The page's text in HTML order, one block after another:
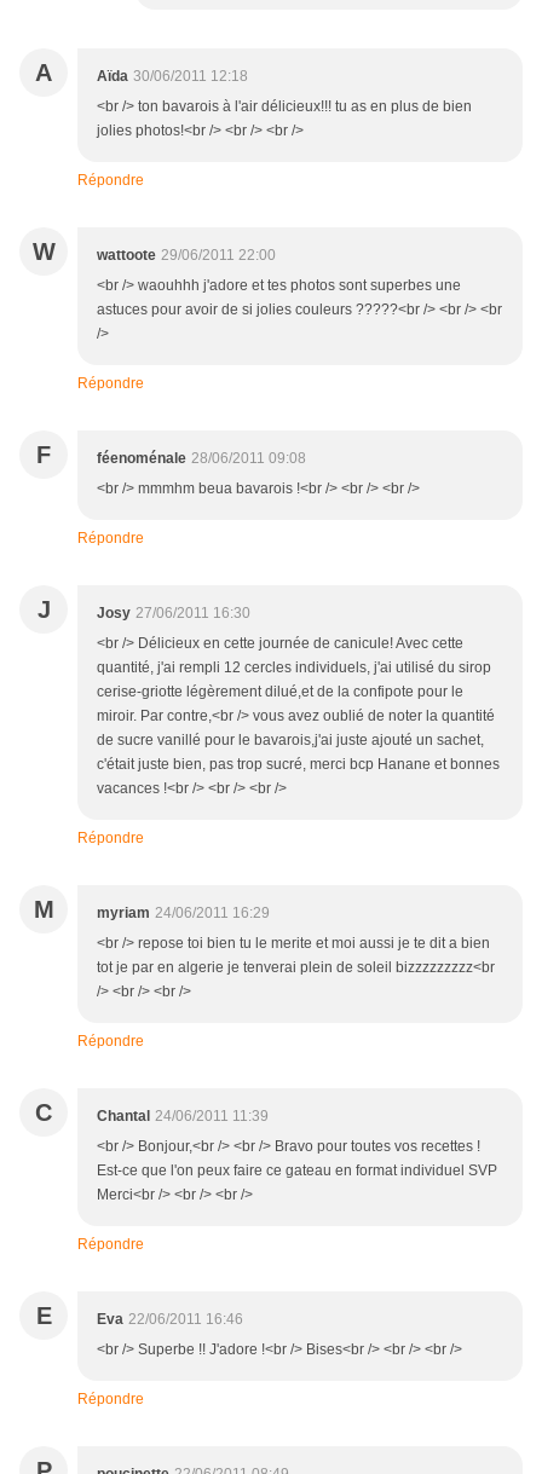
A Aïda 30/06/2011 12:18
<br /> ton bavarois à l'air délicieux!!! tu as en plus de bien
jolies photos!<br /> <br /> <br />
Répondre
W wattoote 29/06/2011 22:00
<br /> waouhhh j'adore et tes photos sont superbes une
astuces pour avoir de si jolies couleurs ?????<br /> <br /> <br
/>
Répondre
F féenoménale 28/06/2011 09:08
<br /> mmmhm beua bavarois !<br /> <br /> <br />
Répondre
J Josy 27/06/2011 16:30
<br /> Délicieux en cette journée de canicule! Avec cette
quantité, j'ai rempli 12 cercles individuels, j'ai utilisé du sirop
cerise-griotte légèrement dilué,et de la confipote pour le
miroir. Par contre,<br /> vous avez oublié de noter la quantité
de sucre vanillé pour le bavarois,j'ai juste ajouté un sachet,
c'était juste bien, pas trop sucré, merci bcp Hanane et bonnes
vacances !<br /> <br /> <br />
Répondre
M myriam 24/06/2011 16:29
<br /> repose toi bien tu le merite et moi aussi je te dit a bien
tot je par en algerie je tenverai plein de soleil bizzzzzzzzz<br
/> <br /> <br />
Répondre
C Chantal 24/06/2011 11:39
<br /> Bonjour,<br /> <br /> Bravo pour toutes vos recettes !
Est-ce que l'on peux faire ce gateau en format individuel SVP
Merci<br /> <br /> <br />
Répondre
E Eva 22/06/2011 16:46
<br /> Superbe !! J'adore !<br /> Bises<br /> <br /> <br />
Répondre